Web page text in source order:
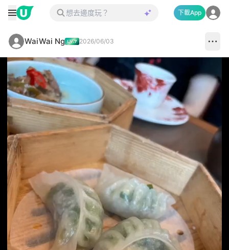
下載App
WaiWai Ng 2026/06/03